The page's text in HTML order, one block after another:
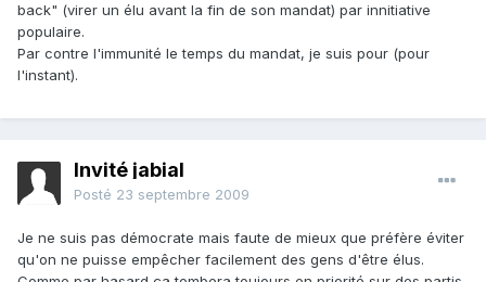
back" (virer un élu avant la fin de son mandat) par innitiative
populaire.
Par contre l'immunité le temps du mandat, je suis pour (pour
l'instant).
Invité jabial
Posté 23 septembre 2009
Je ne suis pas démocrate mais faute de mieux que préfère éviter
qu'on ne puisse empêcher facilement des gens d'être élus.